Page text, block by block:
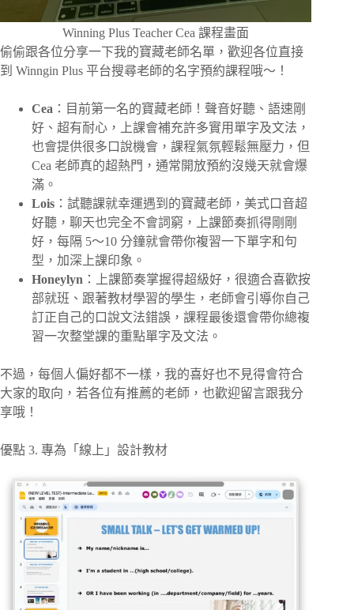
Winning Plus Teacher Cea 課程畫面
偷偷跟各位分享一下我的寶藏老師名單，歡迎各位直接
到 Winngin Plus 平台搜尋老師的名字預約課程哦～！
Cea ：目前第一名的寶藏老師！聲音好聽、語速剛
好、超有耐心，上課會補充許多實用單字及文法，
也會提供很多口說機會，課程氣氛輕鬆無壓力，但
Cea 老師真的超熱門，通常開放預約沒幾天就會爆
滿。
Lois ：試聽課就幸運遇到的寶藏老師，美式口音超
好聽，聊天也完全不會詞窮，上課節奏抓得剛剛
好，每隔 5～10 分鐘就會帶你複習一下單字和句
型，加深上課印象。
Honeylyn ：上課節奏掌握得超級好，很適合喜歡按
部就班、跟著教材學習的學生，老師會引導你自己
訂正自己的口說文法錯誤，課程最後還會帶你總複
習一次整堂課的重點單字及文法。
不過，每個人偏好都不一樣，我的喜好也不見得會符合
大家的取向，若各位有推薦的老師，也歡迎留言跟我分
享哦！
優點 3. 專為「線上」設計教材